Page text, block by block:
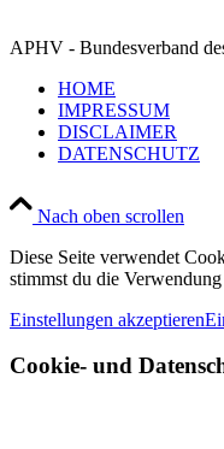
APHV - Bundesverband
HOME
IMPRESSUM
DISCLAIMER
DATENSCHUTZ
Nach oben scrollen
Diese Seite verwendet
stimmst du die
Einstellungen akzeptieren
Cookie- und